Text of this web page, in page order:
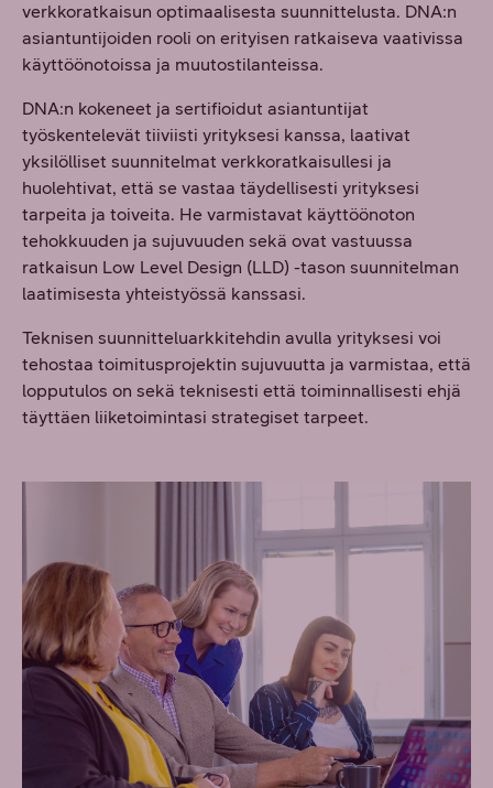
verkkoratkaisun optimaalisesta suunnittelusta. DNA:n
asiantuntijoiden rooli on erityisen ratkaiseva vaativissa
käyttöönotoissa ja muutostilanteissa.
DNA:n kokeneet ja sertifioidut asiantuntijat
työskentelevät tiiviisti yrityksesi kanssa, laativat
yksilölliset suunnitelmat verkkoratkaisullesi ja
huolehtivat, että se vastaa täydellisesti yrityksesi
tarpeita ja toiveita. He varmistavat käyttöönoton
tehokkuuden ja sujuvuuden sekä ovat vastuussa
ratkaisun Low Level Design (LLD) -tason suunnitelman
laatimisesta yhteistyössä kanssasi.
Teknisen suunnitteluarkkitehdin avulla yrityksesi voi
tehostaa toimitusprojektin sujuvuutta ja varmistaa, että
lopputulos on sekä teknisesti että toiminnallisesti ehjä
täyttäen liiketoimintasi strategiset tarpeet.